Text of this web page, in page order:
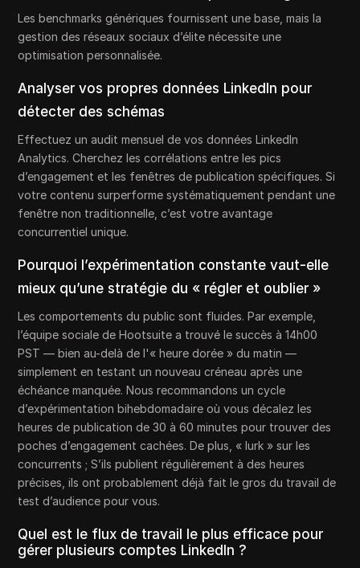
Les benchmarks génériques fournissent une base, mais la
gestion des réseaux sociaux d’élite nécessite une
optimisation personnalisée.
Analyser vos propres données LinkedIn pour
détecter des schémas
Effectuez un audit mensuel de vos données LinkedIn
Analytics. Cherchez les corrélations entre les pics
d’engagement et les fenêtres de publication spécifiques. Si
votre contenu surperforme systématiquement pendant une
fenêtre non traditionnelle, c’est votre avantage
concurrentiel unique.
Pourquoi l’expérimentation constante vaut-elle
mieux qu’une stratégie du « régler et oublier »
Les comportements du public sont fluides. Par exemple,
l’équipe sociale de Hootsuite a trouvé le succès à 14h00
PST — bien au-delà de l'« heure dorée » du matin —
simplement en testant un nouveau créneau après une
échéance manquée. Nous recommandons un cycle
d’expérimentation bihebdomadaire où vous décalez les
heures de publication de 30 à 60 minutes pour trouver des
poches d’engagement cachées. De plus, « lurk » sur les
concurrents ; S’ils publient régulièrement à des heures
précises, ils ont probablement déjà fait le gros du travail de
test d’audience pour vous.
Quel est le flux de travail le plus efficace pour
gérer plusieurs comptes LinkedIn ?